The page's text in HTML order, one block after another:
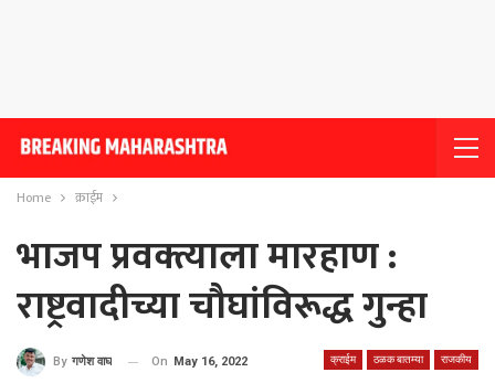
Home क्राईम
भाजप प्रवक्त्याला मारहाण :
राष्ट्रवादीच्या चौघांविरूद्ध गुन्हा
क्राईम ठळक बातम्या राजकीय
By गणेश वाघ On May 16, 2022